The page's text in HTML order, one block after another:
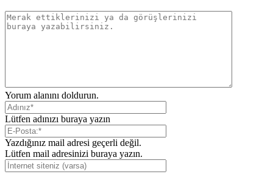
Yorum alanını doldurun.
Lütfen adınızı buraya yazın
Yazdığınız mail adresi geçerli değil.
Lütfen mail adresinizi buraya yazın.